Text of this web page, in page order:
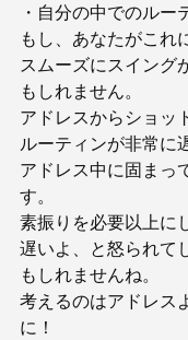
・自分の中でのルー
もし、あなたがこれ
スムーズにスイング
もしれません。
アドレスからショッ
ルーティンが非常に
アドレス中に固まっ
す。
素振りを必要以上に
遅いよ、と怒られて
もしれませんね。
考えるのはアドレス
に！